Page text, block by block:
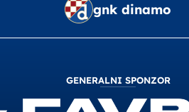
gnk dinamo
GENERALNI SPONZOR